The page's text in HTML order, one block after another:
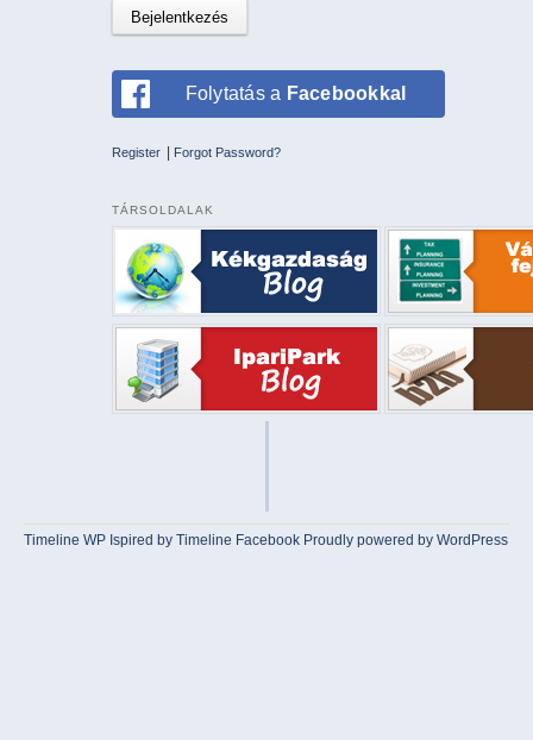
Folytatás a Facebookkal
Register | Forgot Password?
TÁRSOLDALAK
Timeline WP Ispired byTimeline Facebook Proudly powered by WordPress